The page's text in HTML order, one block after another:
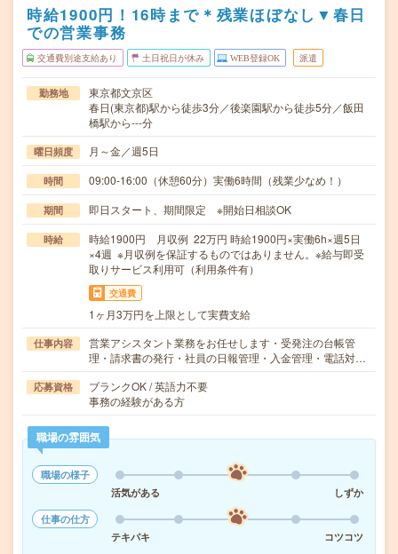
時給1900円！16時まで＊残業ほぼなし▼春日
での営業事務
交通費別途支給あり 土日祝日が休み WEB登録OK 派遣
勤務地
東京都文京区
春日(東京都)駅から徒歩3分／後楽園駅から徒歩5分／飯田
橋駅から---分
曜日頻度 月～金／週5日
時間 09:00-16:00（休憩60分）実働6時間（残業少なめ！）
期間 即日スタート、期間限定 ※開始日相談OK
時給
時給1900円 月収例 22万円 時給1900円×実働6h×週5日
×4週 ※月収例を保証するものではありません。※給与即受
取りサービス利用可（利用条件有）
交通費
1ヶ月3万円を上限として実費支給
仕事内容
営業アシスタント業務をお任せします・受発注の台帳管
理・請求書の発行・社員の日報管理・入金管理・電話対…
応募資格
ブランクOK / 英語力不要
事務の経験がある方
職場の雰囲気
職場の様子
活気がある
しずか
仕事の仕方
テキパキ
コツコツ